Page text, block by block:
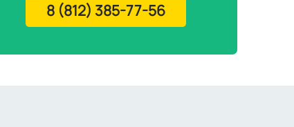
8 (812) 385-77-56